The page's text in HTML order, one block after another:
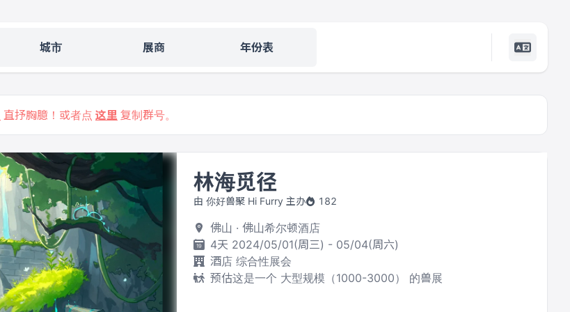
城市 展商 年份表
直抒胸臆！或者点 这里 复制群号。
林海觅径
由 你好兽聚 Hi Furry 主办 182
佛山 · 佛山希尔顿酒店
4天 2024/05/01(周三) - 05/04(周六)
酒店 综合性展会
预估这是一个 大型规模（1000-3000） 的兽展